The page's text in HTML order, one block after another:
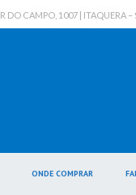
DO CAMPO, 1007 | ITAQUERA –
ONDE COMPRAR